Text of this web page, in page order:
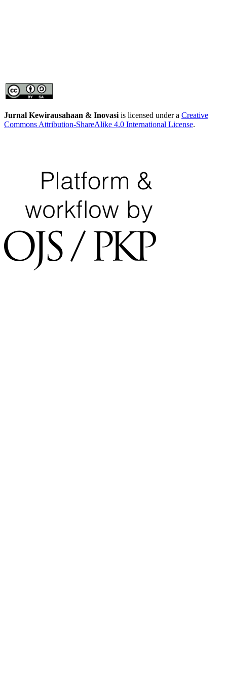
Jurnal Kewirausahaan & Inovasi is licensed under a Creative
Commons Attribution-ShareAlike 4.0 International License.